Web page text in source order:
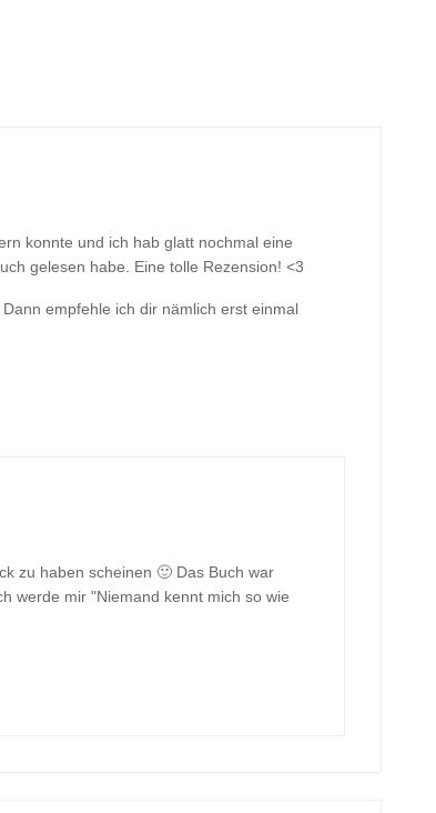
konnte und ich hab glatt nochmal eine
gelesen habe. Eine tolle Rezension! <3
empfehle ich dir nämlich erst einmal
zu haben scheinen 🙂 Das Buch war
werde mir "Niemand kennt mich so wie